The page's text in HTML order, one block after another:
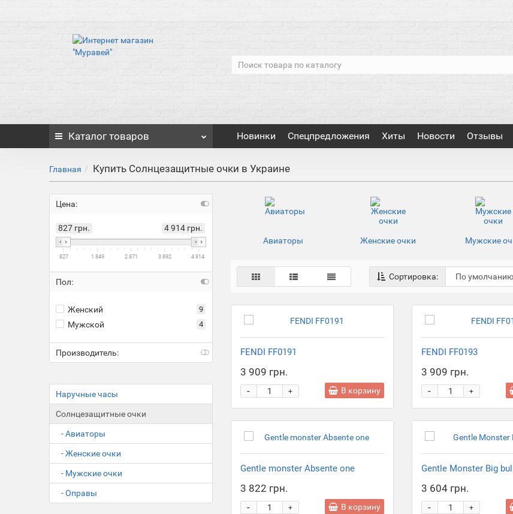
Каталог товаров Новинки Спецпредложения Хиты Новости Отзывы
Главная Купить Солнцезащитные очки в Украине
Цена:
827 грн. 4 914 грн.
827 1 849 2 871 3 892 4 914
Пол:
Женский 9
Мужской 4
Производитель:
Наручные часы
Солнцезащитные очки
- Авиаторы
- Женские очки
- Мужские очки
- Оправы
Авиаторы Женские очки Мужские
Сортировка:
FENDI FF0191
3 909 грн.
+
- В корзину
FENDI FF0193
3 909 грн.
+
-
Gentle monster Absente one
3 822 грн.
+
- В корзину
Gentle Monster Big
3 604 грн.
+
-